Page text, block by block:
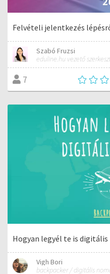
Felvételi jelentkezés
Szabó Fruzsi
eduline.hu vezető
7
Hogyan legyél te is digitális
Vigh Bori
backpacker / digitális